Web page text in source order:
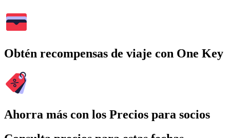
Obtén recompensas de viaje con One Key
Ahorra más con los Precios para socios